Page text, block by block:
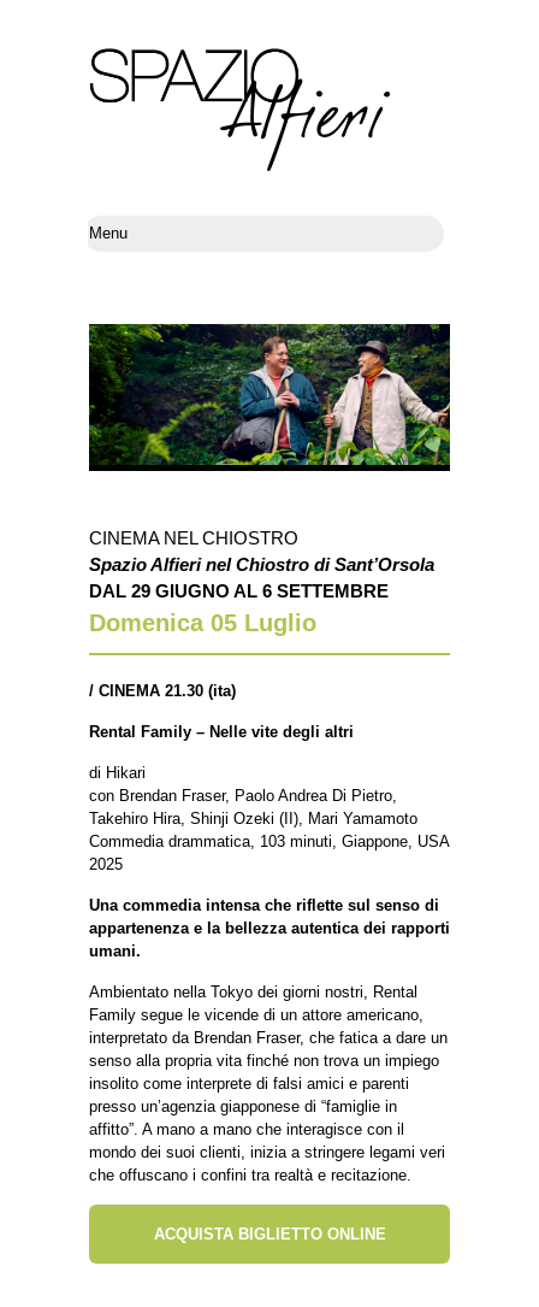
CINEMA NEL CHIOSTRO
Spazio Alfieri nel Chiostro di Sant’Orsola
DAL 29 GIUGNO AL 6 SETTEMBRE
Domenica 05 Luglio
/ CINEMA 21.30 (ita)
Rental Family – Nelle vite degli altri
di Hikari
con Brendan Fraser, Paolo Andrea Di Pietro,
Takehiro Hira, Shinji Ozeki (II), Mari Yamamoto
Commedia drammatica, 103 minuti, Giappone, USA
2025
Una commedia intensa che riflette sul senso di
appartenenza e la bellezza autentica dei rapporti
umani.
Ambientato nella Tokyo dei giorni nostri, Rental
Family segue le vicende di un attore americano,
interpretato da Brendan Fraser, che fatica a dare un
senso alla propria vita finché non trova un impiego
insolito come interprete di falsi amici e parenti
presso un’agenzia giapponese di “famiglie in
affitto”. A mano a mano che interagisce con il
mondo dei suoi clienti, inizia a stringere legami veri
che offuscano i confini tra realtà e recitazione.
ACQUISTA BIGLIETTO ONLINE